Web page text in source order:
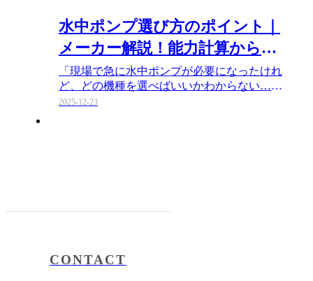
水中ポンプ選び方のポイント｜
メーカー解説！能力計算から用
途別の選び方まで【2026】
「現場で急に水中ポンプが必要になったけれ
ど、どの機種を選べばいいかわからない…」
「もし選び方を間違えて、水が…
2025-12-23
CONTACT